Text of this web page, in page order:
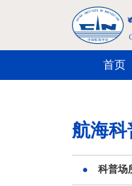
首页
航海科
科普场